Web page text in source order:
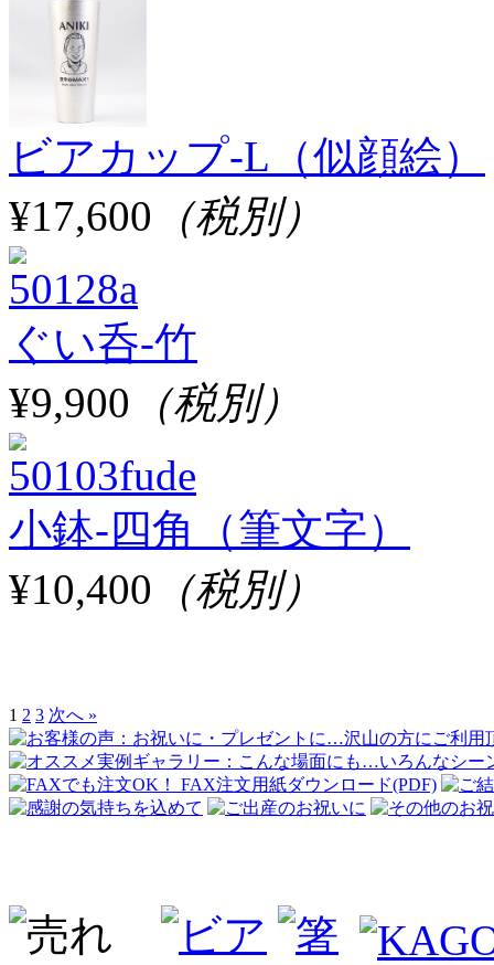
ビアカップ-L（似顔絵）
¥17,600 （税別）
ぐい呑-竹
¥9,900 （税別）
小鉢-四角（筆文字）
¥10,400 （税別）
1 2 3 次へ »